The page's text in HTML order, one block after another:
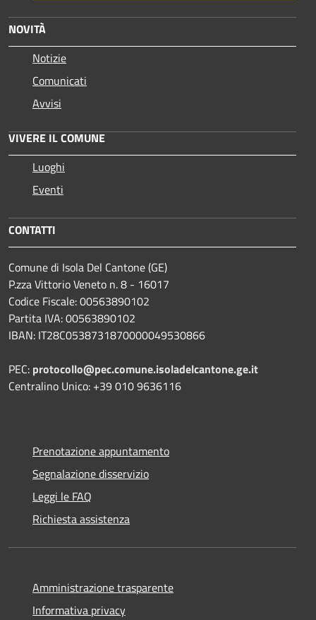
NOVITÀ
Notizie
Comunicati
Avvisi
VIVERE IL COMUNE
Luoghi
Eventi
CONTATTI
Comune di Isola Del Cantone (GE)
P.zza Vittorio Veneto n. 8 - 16017
Codice Fiscale: 00563890102
Partita IVA: 00563890102
IBAN: IT28C0538731870000049530866
PEC: protocollo@pec.comune.isoladelcantone.ge.it
Centralino Unico: +39 010 9636116
Prenotazione appuntamento
Segnalazione disservizio
Leggi le FAQ
Richiesta assistenza
Amministrazione trasparente
Informativa privacy